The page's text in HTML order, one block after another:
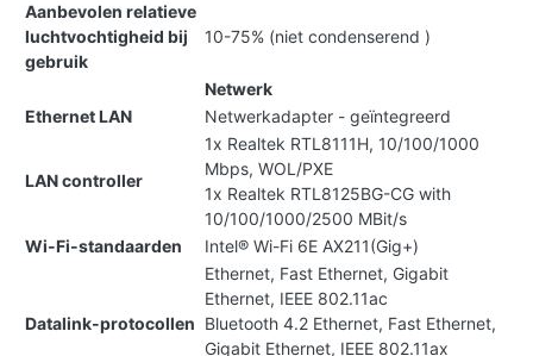
Aanbevolen relatieve
luchtvochtigheid bij
gebruik
10-75% (niet condenserend )
Netwerk
Ethernet LAN
Netwerkadapter - geïntegreerd
LAN controller
1x Realtek RTL8111H, 10/100/1000
Mbps, WOL/PXE
1x Realtek RTL8125BG-CG with
10/100/1000/2500 MBit/s
Wi-Fi-standaarden
Intel® Wi-Fi 6E AX211(Gig+)
Datalink-protocollen
Ethernet, Fast Ethernet, Gigabit
Ethernet, IEEE 802.11ac
Bluetooth 4.2 Ethernet, Fast Ethernet,
Gigabit Ethernet, IEEE 802.11ax